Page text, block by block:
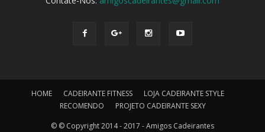
HOME CADEIRANTE FITNESS
LOJA CADEIRANTE STYLE
RECOMENDO
PROJETO CADEIRANTE SEXY
© © Copyright 2014 - 2017 - Amigos Cadeirantes